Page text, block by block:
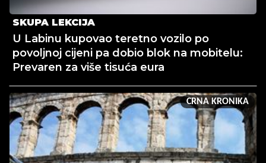
SKUPA LEKCIJA
U Labinu kupovao teretno vozilo po
povoljnoj cijeni pa dobio blok na mobitelu:
Prevaren za više tisuća eura
CRNA KRONIKA